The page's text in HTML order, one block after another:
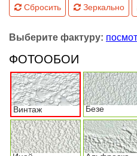
Сбросить Зеркально
Выберите фактуру:
ФОТООБОИ
Винтаж Безе